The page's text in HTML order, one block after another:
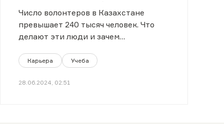
Число волонтеров в Казахстане
превышает 240 тысяч человек. Что
делают эти люди и зачем
Карьера Учеба
28.06.2024, 02:51